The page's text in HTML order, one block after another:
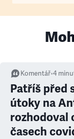
Komentář•4
Patříš před
útoky na
rozhodoval
časech